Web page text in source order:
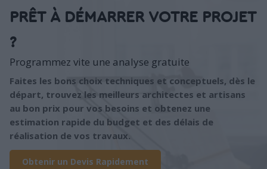
PRÊT À DÉMARRER VOTRE PROJET
?
Programmez vite une analyse gratuite
Faites les bons choix techniques et conceptuels, dès le
départ, trouvez les meilleurs architectes et artisans
au bon prix pour vos besoins et obtenez une
estimation rapide du budget et des délais de
réalisation de vos travaux.
Obtenir un Devis Rapidement